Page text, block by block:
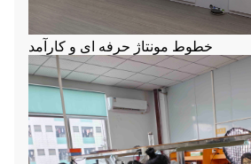
خطوط مونتاژ حرفه ای و کارآمد